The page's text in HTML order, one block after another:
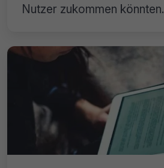
Nutzer zukommen könnten.